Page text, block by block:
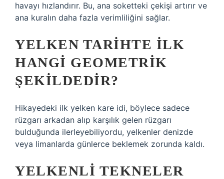
havayı hızlandırır. Bu, ana soketteki çekişi artırır ve
ana kuralın daha fazla verimliliğini sağlar.
YELKEN TARIHTE ILK
HANGI GEOMETRIK
ŞEKILDEDIR?
Hikayedeki ilk yelken kare idi, böylece sadece
rüzgarı arkadan alıp karşılık gelen rüzgarı
bulduğunda ilerleyebiliyordu, yelkenler denizde
veya limanlarda günlerce beklemek zorunda kaldı.
YELKENLI TEKNELER